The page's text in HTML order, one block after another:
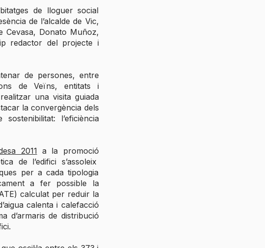
de lloguer social
de l’alcalde de Vic,
Cevasa, Donato Muñoz,
redactor del projecte i
de persones, entre
de Veïns, entitats i
una visita guiada
la convergència dels
l’eficiència
2011 a la promoció
de l’edifici s’assoleix
per a cada tipologia
a fer possible la
calculat per reduir la
calenta i calefacció
d’armaris de distribució